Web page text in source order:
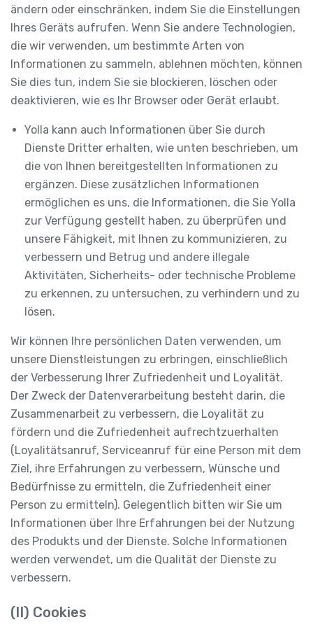
ändern oder einschränken, indem Sie die Einstellungen
Ihres Geräts aufrufen. Wenn Sie andere Technologien,
die wir verwenden, um bestimmte Arten von
Informationen zu sammeln, ablehnen möchten, können
Sie dies tun, indem Sie sie blockieren, löschen oder
deaktivieren, wie es Ihr Browser oder Gerät erlaubt.
Yolla kann auch Informationen über Sie durch
Dienste Dritter erhalten, wie unten beschrieben, um
die von Ihnen bereitgestellten Informationen zu
ergänzen. Diese zusätzlichen Informationen
ermöglichen es uns, die Informationen, die Sie Yolla
zur Verfügung gestellt haben, zu überprüfen und
unsere Fähigkeit, mit Ihnen zu kommunizieren, zu
verbessern und Betrug und andere illegale
Aktivitäten, Sicherheits- oder technische Probleme
zu erkennen, zu untersuchen, zu verhindern und zu
lösen.
Wir können Ihre persönlichen Daten verwenden, um
unsere Dienstleistungen zu erbringen, einschließlich
der Verbesserung Ihrer Zufriedenheit und Loyalität.
Der Zweck der Datenverarbeitung besteht darin, die
Zusammenarbeit zu verbessern, die Loyalität zu
fördern und die Zufriedenheit aufrechtzuerhalten
(Loyalitätsanruf, Serviceanruf für eine Person mit dem
Ziel, ihre Erfahrungen zu verbessern, Wünsche und
Bedürfnisse zu ermitteln, die Zufriedenheit einer
Person zu ermitteln). Gelegentlich bitten wir Sie um
Informationen über Ihre Erfahrungen bei der Nutzung
des Produkts und der Dienste. Solche Informationen
werden verwendet, um die Qualität der Dienste zu
verbessern.
(II) Cookies